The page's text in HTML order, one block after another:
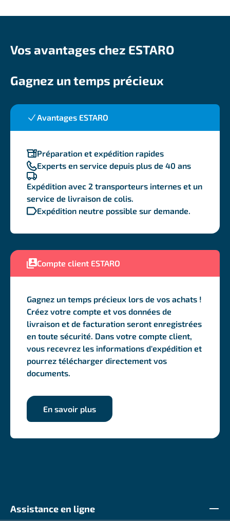
Vos avantages chez ESTARO
Avantages ESTARO
Préparation et expédition rapides
Experts en service depuis plus de 40 ans
Expédition avec 2 transporteurs internes et un
service de livraison de colis.
Expédition neutre possible sur demande.
Gagnez un temps précieux
Compte client ESTARO
Gagnez un temps précieux lors de vos achats !
Créez votre compte et vos données de
livraison et de facturation seront enregistrées
en toute sécurité. Dans votre compte client,
vous recevrez les informations d'expédition et
pourrez télécharger directement vos
documents.
En savoir plus
Assistance en ligne